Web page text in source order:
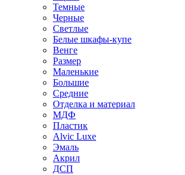
Темные
Черные
Светлые
Белые шкафы-купе
Венге
Размер
Маленькие
Большие
Средние
Отделка и материал
МДФ
Пластик
Alvic Luxe
Эмаль
Акрил
ДСП